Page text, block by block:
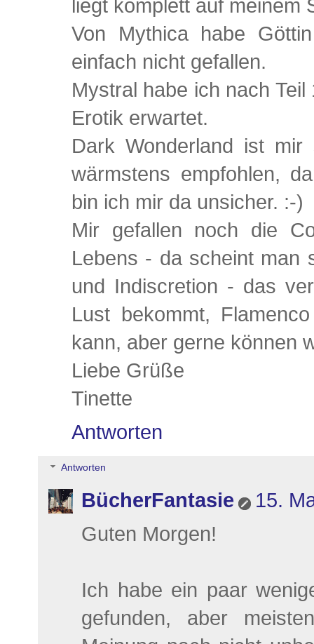
liegt komplett auf meinem
Von Mythica habe
einfach nicht gefallen.
Mystral habe ich nach
Erotik erwartet.
Dark Wonderland ist
wärmstens empfohlen,
bin ich mir da unsicher. :-)
Mir gefallen noch die
Lebens - da scheint man
und Indiscretion - das
Lust bekommt,
kann, aber gerne können
Liebe Grüße
Tinette
Antworten
Antworten
BücherFantasie
15.
Guten Morgen!
Ich habe ein paar
gefunden, aber